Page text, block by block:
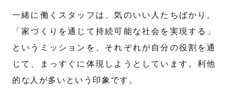
一緒に働くスタッフは、気のいい人たちばかり。
「家づくりを通じて持続可能な社会を実現する」
というミッションを、それぞれが自分の役割を通
じて、まっすぐに体現しようとしています。利他
的な人が多いという印象です。